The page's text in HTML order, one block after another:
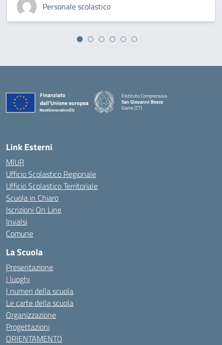
Personale scolastico
II Istituto Comprensivo
San Giovanni Bosco
Giarre (CT)
Link Esterni
MIUR
Ufficio Scolastico Regionale
Ufficio Scolastico Territoriale
Scuola in Chiaro
Iscrizioni On Line
Invalsi
Comune
La Scuola
Presentazione
I luoghi
I numeri della scuola
Le carte della scuola
Organizzazione
Progettazioni
ORIENTAMENTO